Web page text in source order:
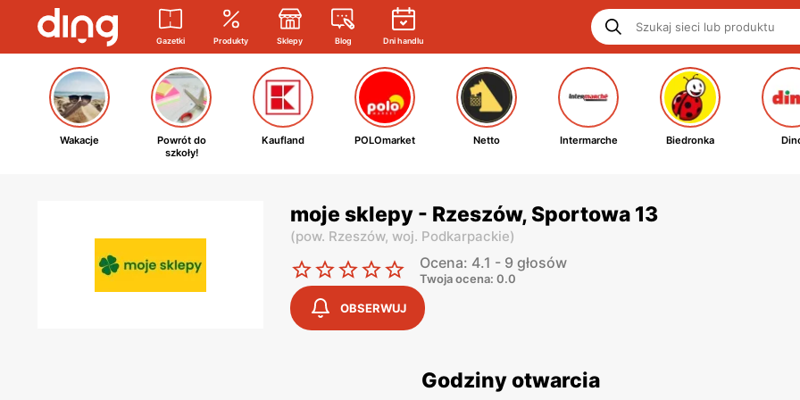
Gazetki Produkty Sklepy Blog Dni handlu
Wakacje
Powrót do
szkoły!
Kaufland POLOmarket Netto Intermarche Biedronka
moje sklepy - Rzeszów, Sportowa 13
(pow. Rzeszów, woj. Podkarpackie)
Ocena: 4.1 - 9 głosów
Twoja ocena: 0.0
OBSERWUJ
Godziny otwarcia